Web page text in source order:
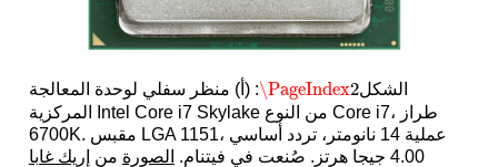
الشكل \PageIndex2
\PageIndex2
: (أ) منظر سفلي لوحدة المعالجة
المركزية Intel Core i7 Skylake من النوع Core i7، طراز
6700K. مقبس LGA 1151، عملية 14 نانومتر، تردد أساسي
4.00 جيجا هرتز. صُنعت في فيتنام.
الصورة من إريك غابا